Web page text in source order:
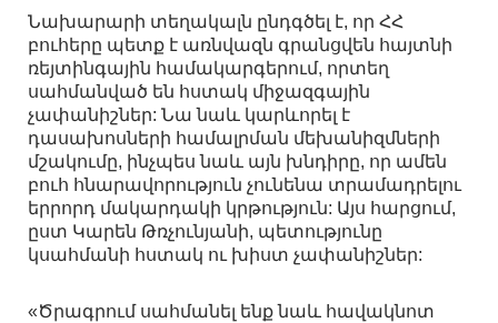
Նախարարի տեղակալն ընդգծել է, որ ՀՀ
բուհերը պետք է առնվազն գրանցվեն հայտնի
ռեյտինգային համակարգերում, որտեղ
սահմանված են հստակ միջազգային
չափանիշներ: Նա նաև կարևորել է
դասախոսների համալրման մեխանիզմների
մշակումը, ինչպես նաև այն խնդիրը, որ ամեն
բուհ հնարավորություն չունենա տրամադրելու
երրորդ մակարդակի կրթություն: Այս հարցում,
ըստ Կարեն Թռչունյանի, պետությունը
կսահմանի հստակ ու խիստ չափանիշներ:
«Ծրագրում սահմանել ենք նաև հավակնոտ